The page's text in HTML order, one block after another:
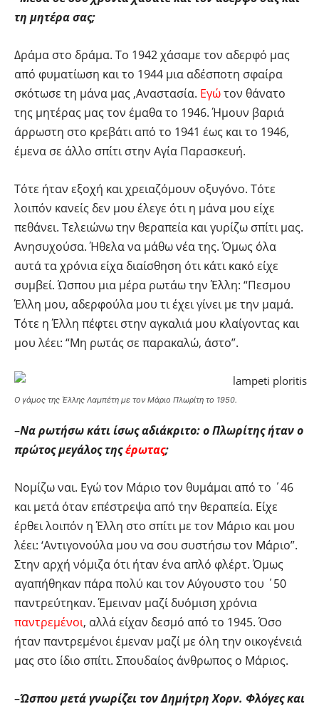
τη μητέρα σας;
Δράμα στο δράμα. Το 1942 χάσαμε τον αδερφό μας
από φυματίωση και το 1944 μια αδέσποτη σφαίρα
σκότωσε τη μάνα μας ,Αναστασία. Εγώτον θάνατο
της μητέρας μας τον έμαθα το 1946. Ήμουν βαριά
άρρωστη στο κρεβάτι από το 1941 έως και το 1946,
έμενα σε άλλο σπίτι στην Αγία Παρασκευή.
Τότε ήταν εξοχή και χρειαζόμουν οξυγόνο. Τότε
λοιπόν κανείς δεν μου έλεγε ότι η μάνα μου είχε
πεθάνει. Τελειώνω την θεραπεία και γυρίζω σπίτι μας.
Ανησυχούσα. Ήθελα να μάθω νέα της. Όμως όλα
αυτά τα χρόνια είχα διαίσθηση ότι κάτι κακό είχε
συμβεί. Ώσπου μια μέρα ρωτάω την Έλλη: “Πεσμου
Έλλη μου, αδερφούλα μου τι έχει γίνει με την μαμά.
Τότε η Έλλη πέφτει στην αγκαλιά μου κλαίγοντας και
μου λέει: “Μη ρωτάς σε παρακαλώ, άστο”.
Ο γάμος της Έλλης Λαμπέτη με τον Μάριο Πλωρίτη το 1950.
–Να ρωτήσω κάτι ίσως αδιάκριτο: ο Πλωρίτης ήταν ο
πρώτος μεγάλος τηςέρωτας;
Νομίζω ναι. Εγώ τον Μάριο τον θυμάμαι από το ΄46
και μετά όταν επέστρεψα από την θεραπεία. Είχε
έρθει λοιπόν η Έλλη στο σπίτι με τον Μάριο και μου
λέει: ‘Αντιγονούλα μου να σου συστήσω τον Μάριο”.
Στην αρχή νόμιζα ότι ήταν ένα απλό φλέρτ. Όμως
αγαπήθηκαν πάρα πολύ και τον Αύγουστο του ΄50
παντρεύτηκαν. Έμειναν μαζί δυόμιση χρόνια
παντρεμένοι, αλλά είχαν δεσμό από το 1945. Όσο
ήταν παντρεμένοι έμεναν μαζί με όλη την οικογένειά
μας στο ίδιο σπίτι. Σπουδαίος άνθρωπος ο Μάριος.
–Ώσπου μετά γνωρίζει τον Δημήτρη Χορν. Φλόγες και